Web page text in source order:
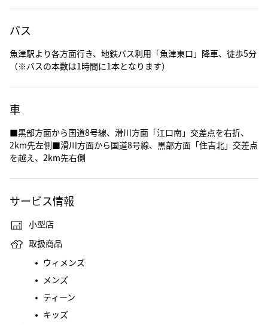
バス
魚津駅より各方面行き、地鉄バス利用「魚津東口」降車、徒歩5分
（※バスの本数は1時間に1本となります）
車
■黒部方面から国道8号線、滑川方面「江口南」交差点を右折、
2km先左側■滑川方面から国道8号線、黒部方面「住吉北」交差点
を越え、2km先右側
サービス情報
小型店
取扱商品
ウィメンズ
メンズ
ティーン
キッズ